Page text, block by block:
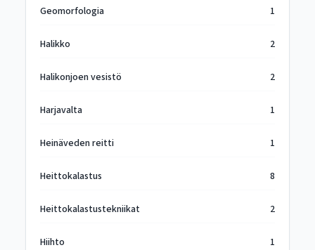
Geomorfologia 1
Halikko 2
Halikonjoen vesistö 2
Harjavalta 1
Heinäveden reitti 1
Heittokalastus 8
Heittokalastustekniikat 2
Hiihto 1